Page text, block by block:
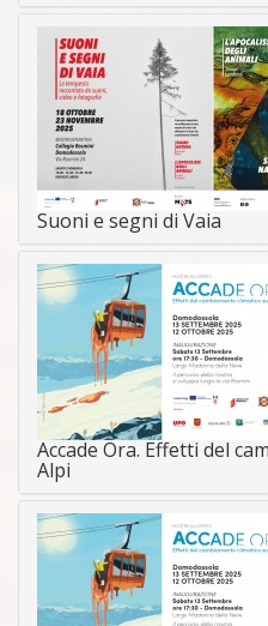
Suoni e segni di Vaia
Accade Ora. Effetti del
Alpi